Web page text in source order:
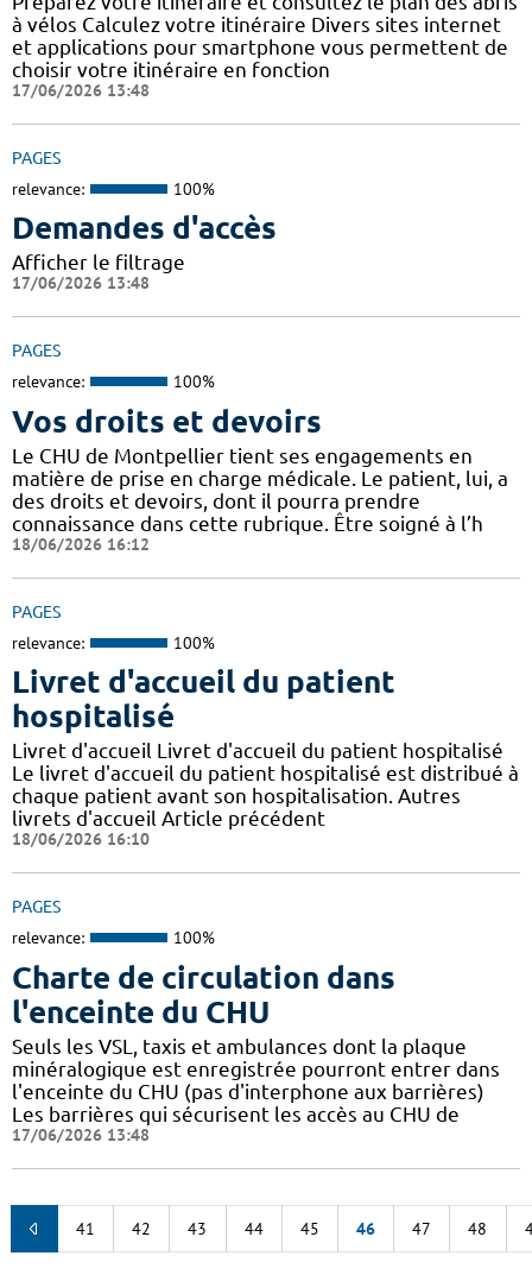
à vélos Calculez votre itinéraire Divers sites internet
et applications pour smartphone vous permettent de
choisir votre itinéraire en fonction
17/06/2026 13:48
PAGES
relevance: 100%
Demandes d'accès
Afficher le filtrage
17/06/2026 13:48
PAGES
relevance: 100%
Vos droits et devoirs
Le CHU de Montpellier tient ses engagements en
matière de prise en charge médicale. Le patient, lui, a
des droits et devoirs, dont il pourra prendre
connaissance dans cette rubrique. Être soigné à l’h
18/06/2026 16:12
PAGES
relevance: 100%
Livret d'accueil du patient
hospitalisé
Livret d'accueil Livret d'accueil du patient hospitalisé
Le livret d'accueil du patient hospitalisé est distribué à
chaque patient avant son hospitalisation. Autres
livrets d'accueil Article précédent
18/06/2026 16:10
PAGES
relevance: 100%
Charte de circulation dans
l'enceinte du CHU
Seuls les VSL, taxis et ambulances dont la plaque
minéralogique est enregistrée pourront entrer dans
l'enceinte du CHU (pas d'interphone aux barrières)
Les barrières qui sécurisent les accès au CHU de
17/06/2026 13:48
41 42 43 44 45 46 47 48